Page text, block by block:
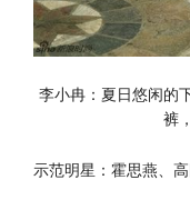
李小冉：夏日悠闲的
裤
示范明星：霍思燕、